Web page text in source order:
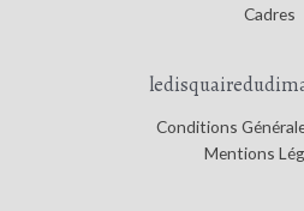
Cadres
Conditions
Mentions